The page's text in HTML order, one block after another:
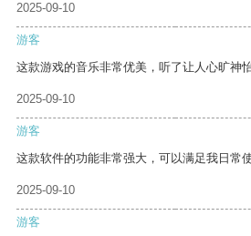
2025-09-10
游客
这款游戏的音乐非常优美，听了让人心旷神怡
2025-09-10
游客
这款软件的功能非常强大，可以满足我日常
2025-09-10
游客